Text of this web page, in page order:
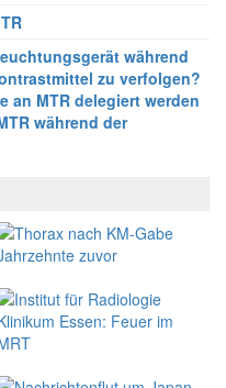
während
zu verfolgen?
an MTR delegiert werden
während der